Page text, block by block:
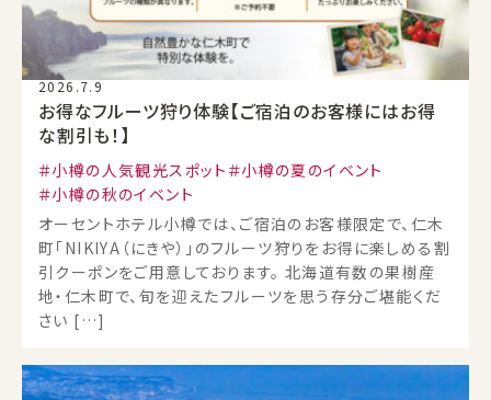
2026.7.9
お得なフルーツ狩り体験【ご宿泊のお客様にはお得
な割引も！】
小樽の人気観光スポット
小樽の夏のイベント
小樽の秋のイベント
オーセントホテル小樽では、ご宿泊のお客様限定で、仁木
町「NIKIYA（にきや）」のフルーツ狩りをお得に楽しめる割
引クーポンをご用意しております。 北海道有数の果樹産
地・仁木町で、旬を迎えたフルーツを思う存分ご堪能くだ
さい […]